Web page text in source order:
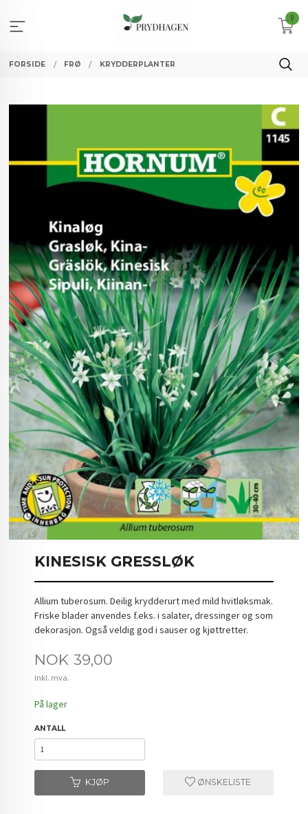
innholdet
0
FORSIDE FRØ KRYDDERPLANTER
KINESISK GRESSLØK
Allium tuberosum. Deilig krydderurt med mild hvitløksmak.
Friske blader anvendes f.eks. i salater, dressinger og som
dekorasjon. Også veldig god i sauser og kjøttretter.
Pris
NOK 39,00
inkl. mva.
På lager
ANTALL
KJØP ØNSKELISTE